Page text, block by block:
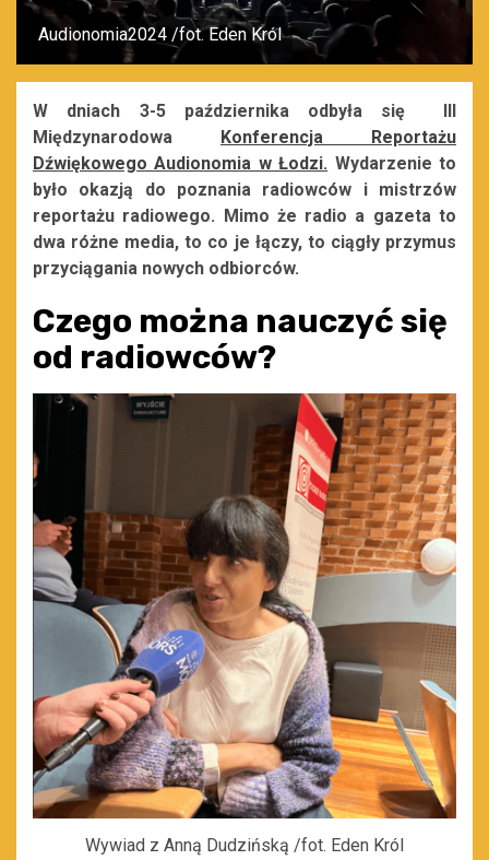
Audionomia2024 /fot. Eden Król
W dniach 3-5 października odbyła się III
Międzynarodowa Konferencja Reportażu
Dźwiękowego Audionomia w Łodzi. Wydarzenie to
było okazją do poznania radiowców i mistrzów
reportażu radiowego. Mimo że radio a gazeta to
dwa różne media, to co je łączy, to ciągły przymus
przyciągania nowych odbiorców.
Czego można nauczyć się
od radiowców?
Wywiad z Anną Dudzińską /fot. Eden Król